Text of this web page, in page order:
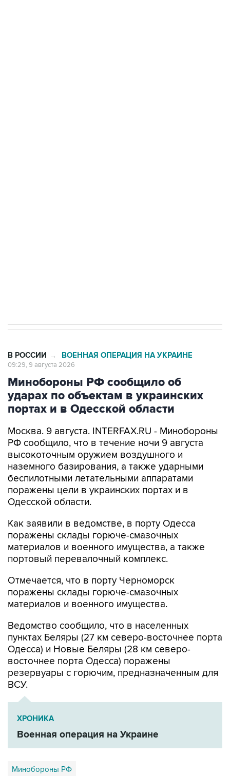
В РОССИИ → ВОЕННАЯ ОПЕРАЦИЯ НА УКРАИНЕ
09:29, 9 августа 2026
Минобороны РФ сообщило об
ударах по объектам в украинских
портах и в Одесской области
Москва. 9 августа. INTERFAX.RU - Минобороны
РФ сообщило, что в течение ночи 9 августа
высокоточным оружием воздушного и
наземного базирования, а также ударными
беспилотными летательными аппаратами
поражены цели в украинских портах и в
Одесской области.
Как заявили в ведомстве, в порту Одесса
поражены склады горюче-смазочных
материалов и военного имущества, а также
портовый перевалочный комплекс.
Отмечается, что в порту Черноморск
поражены склады горюче-смазочных
материалов и военного имущества.
Ведомство сообщило, что в населенных
пунктах Беляры (27 км северо-восточнее порта
Одесса) и Новые Беляры (28 км северо-
восточнее порта Одесса) поражены
резервуары с горючим, предназначенным для
ВСУ.
ХРОНИКА
Военная операция на Украине
Минобороны РФ